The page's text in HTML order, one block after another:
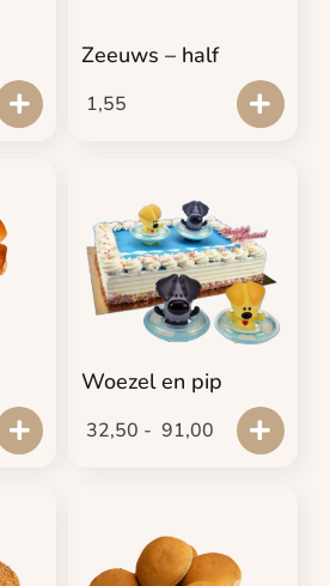
Zeeuws – half
1,55
Woezel en pip
32,50 - 91,00